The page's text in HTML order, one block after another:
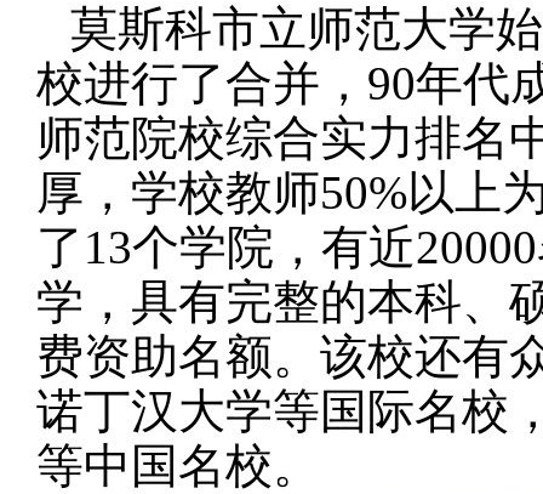
莫斯科市立师范大学
校进行了合并， 90年代
师范院校综合实力排名
厚，学校教师50%以上
了 13个学院，有近20000
学，具有完整的本科、
费资助名额。该校还有
诺丁汉大学等国际名校
等中国名校。